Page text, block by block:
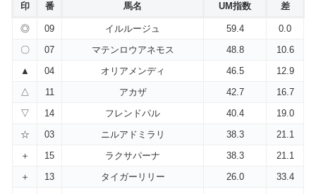
印 番 馬名 UM指数 差
◎ 09 イルルージュ 59.4
0.0
〇
07 マテンロウアネモス 48.8
10.6
▲
04 オリアメンディ 46.5
12.9
△
11 アカザ 42.7
16.7
▽
14 フレンドパル 40.4
19.0
☆
03 ニルアドミラリ 38.3
21.1
＋
15 ラクサパーナ 38.3
21.1
＋
13 タイガーリリー 26.0
33.4